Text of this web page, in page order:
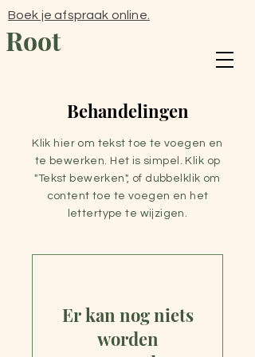
Boek je afspraak online.
Root
Behandelingen
Klik hier om tekst toe te voegen en
te bewerken. Het is simpel. Klik op
"Tekst bewerken", of dubbelklik om
content toe te voegen en het
lettertype te wijzigen.
Er kan nog niets
worden